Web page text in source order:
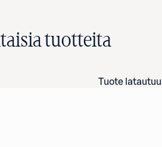
tuotteita
Tuote latautuu